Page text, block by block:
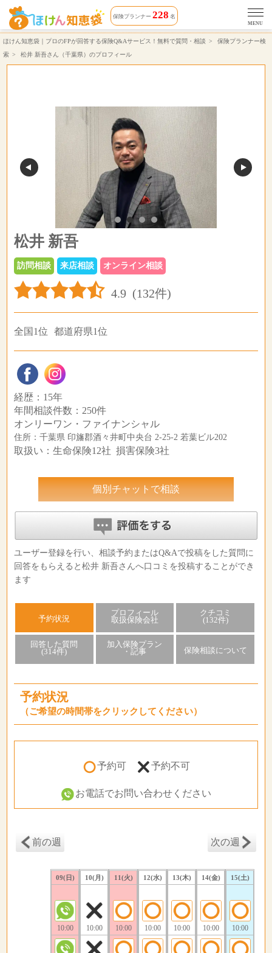
松井 新吾さん（対応エリア 茨城県, 埼玉県, 千葉県, 東京都, 神奈川県, 栃木県, 群馬県）相談できる保険プランナーのプロフィール | ほけん知恵袋
保険プランナー 228 名
MENU
ほけん知恵袋｜プロのFPが回答する保険Q&Aサービス！無料で質問・相談
保険プランナー検
索
松井 新吾さん（千葉県）のプロフィール
松井 新吾
訪問相談 来店相談 オンライン相談
4.9 (132件)
全国1位 都道府県1位
経歴：15年
年間相談件数：250件
オンリーワン・ファイナンシャル
住所：千葉県 印旛郡酒々井町中央台 2-25-2 若葉ビル202
取扱い：生命保険12社 損害保険3社
個別チャットで相談
ユーザー登録を行い、相談予約またはQ&Aで投稿をした質問に
回答をもらえると松井 新吾さんへ口コミを投稿することができ
ます
予約状況
プロフィール
取扱保険会社
クチコミ
(132件)
回答した質問
(314件)
加入保険プラン
・記事
保険相談について
予約状況
（ご希望の時間帯をクリックしてください）
予約可 予約不可
お電話でお問い合わせください
前の週 次の週
09(日)
10:00
10(月)
10:00
11(火)
10:00
12(水)
10:00
13(木)
10:00
14(金)
10:00
15(土)
10:00